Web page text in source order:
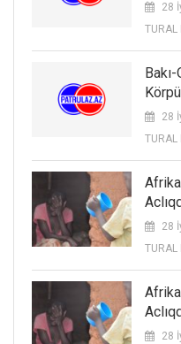
28
TURAL
28
TURAL
28
TURAL
28